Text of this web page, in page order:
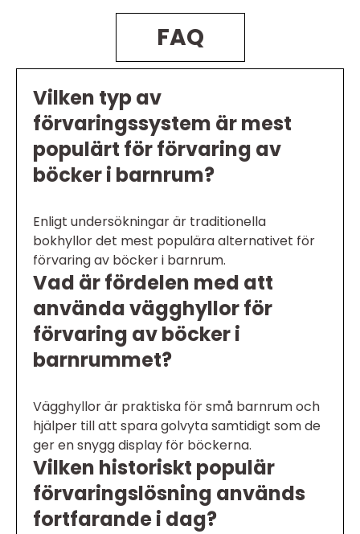
FAQ
Vilken typ av
förvaringssystem är mest
populärt för förvaring av
böcker i barnrum?
Enligt undersökningar är traditionella
bokhyllor det mest populära alternativet för
förvaring av böcker i barnrum.
Vad är fördelen med att
använda vägghyllor för
förvaring av böcker i
barnrummet?
Vägghyllor är praktiska för små barnrum och
hjälper till att spara golvyta samtidigt som de
ger en snygg display för böckerna.
Vilken historiskt populär
förvaringslösning används
fortfarande i dag?